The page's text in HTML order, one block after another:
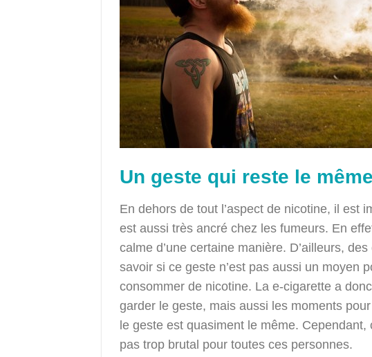
Un geste qui reste le
En dehors de tout l’aspect de nicotine, il est
est aussi très ancré chez les fumeurs. En
calme d’une certaine manière. D’ailleurs,
savoir si ce geste n’est pas aussi un moyen
consommer de nicotine. La e-cigarette a
garder le geste, mais aussi les moments
le geste est quasiment le même.
pas trop brutal pour toutes ces personnes.